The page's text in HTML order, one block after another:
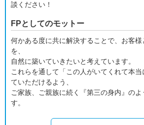
談ください！
FPとしてのモットー
何かある度に共に解決することで、お客
を、
自然に築いていきたいと考えています。
これらを通して「この人がいてくれて本
ていただけるよう、
ご家族、ご親族に続く『第三の身内』のよ
す。